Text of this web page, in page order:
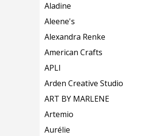
Aladine
Aleene's
Alexandra Renke
American Crafts
APLI
Arden Creative Studio
ART BY MARLENE
Artemio
Aurélie